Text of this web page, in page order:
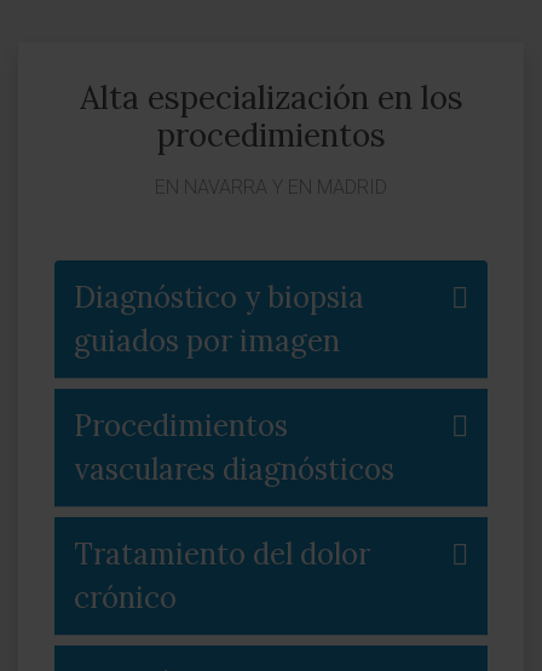
Alta especialización en los
procedimientos
EN NAVARRA Y EN MADRID
Diagnóstico y biopsia
guiados por imagen
Procedimientos
vasculares diagnósticos
Tratamiento del dolor
crónico